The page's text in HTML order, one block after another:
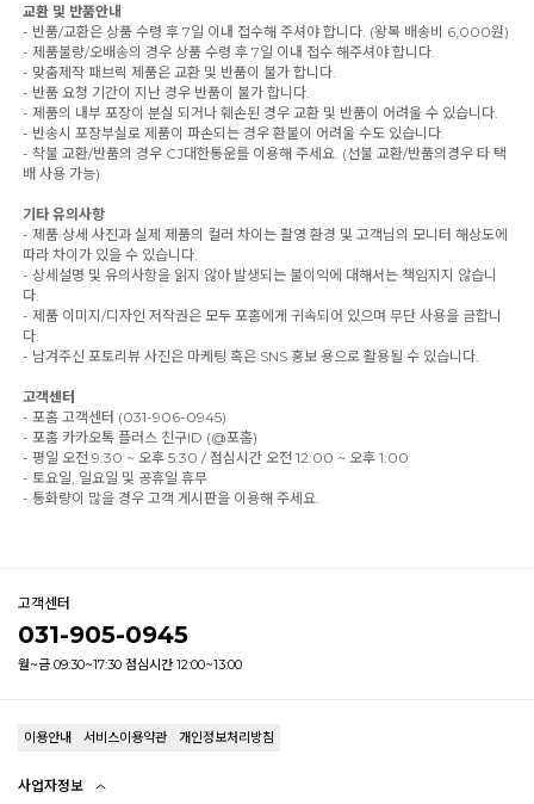
교환 및 반품안내
- 반품/교환은 상품 수령 후 7일 이내 접수해 주셔야 합니다. (왕복 배송비 6,000원)
- 제품불량/오배송의 경우 상품 수령 후 7일 이내 접수 해주셔야 합니다.
- 맞춤제작 패브릭 제품은 교환 및 반품이 불가 합니다.
- 반품 요청 기간이 지난 경우 반품이 불가 합니다.
- 제품의 내부 포장이 분실 되거나 훼손된 경우 교환 및 반품이 어려울 수 있습니다.
- 반송시 포장부실로 제품이 파손되는 경우 환불이 어려울 수도 있습니다.
- 착불 교환/반품의 경우 CJ대한통운를 이용해 주세요. (선불 교환/반품의경우 타 택
배 사용 가능)
기타 유의사항
- 제품 상세 사진과 실제 제품의 컬러 차이는 촬영 환경 및 고객님의 모니터 해상도에
따라 차이가 있을 수 있습니다.
- 상세설명 및 유의사항을 읽지 않아 발생되는 불이익에 대해서는 책임지지 않습니
다.
- 제품 이미지/디자인 저작권은 모두 포홈에게 귀속되어 있으며 무단 사용을 금합니
다.
- 남겨주신 포토리뷰 사진은 마케팅 혹은 SNS 홍보 용으로 활용될 수 있습니다.
고객센터
- 포홈 고객센터 (031-906-0945)
- 포홈 카카오톡 플러스 친구ID (@포홈)
- 평일 오전 9:30 ~ 오후 5:30 / 점심시간 오전 12:00 ~ 오후 1:00
- 토요일, 일요일 및 공휴일 휴무
- 통화량이 많을 경우 고객 게시판을 이용해 주세요.
고객센터
031-905-0945
월~금 09:30~17:30 점심시간 12:00~13:00
이용안내 서비스이용약관 개인정보처리방침
사업자정보